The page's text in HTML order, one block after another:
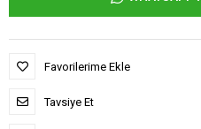
Favorilerime Ekle
Tavsiye Et